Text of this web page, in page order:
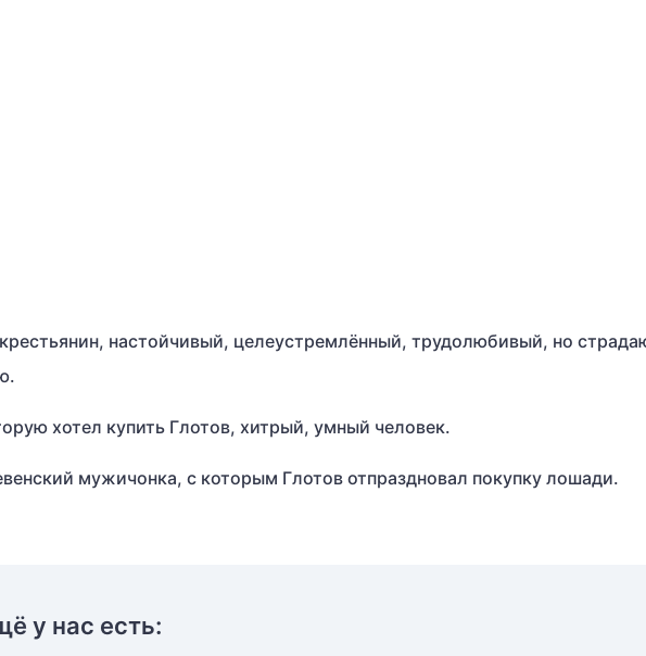
настойчивый, целеустремлённый, трудолюбивый, но
хотел купить Глотов, хитрый, умный человек.
мужичонка, с которым Глотов отпраздновал покупку лошади.
у нас есть: